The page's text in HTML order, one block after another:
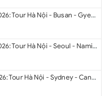
Du lịch Hàn Quốc 2026: Tour Hà Nội - Busan - Gyeongju - Seoul - Đảo Nami - Tàu Điện Ven Biển Haeundae - Cầu Kính Oryukdo - Làng Văn Hóa Huinnyeoul
Du lịch Hàn Quốc 2026: Tour Hà Nội - Seoul - Nami - Everland - Painter Show - Thư Viện Sách
Du Lịch Nước Úc 2026: Tour Hà Nội - Sydney - Canberra - Melbourne - Hà Nội